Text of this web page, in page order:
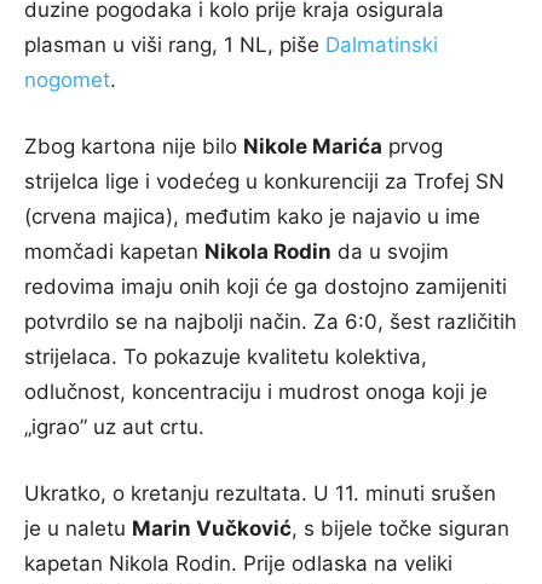
duzine pogodaka i kolo prije kraja osigurala
plasman u viši rang, 1 NL, piše Dalmatinski
nogomet.
Zbog kartona nije bilo Nikole Marića prvog
strijelca lige i vodećeg u konkurenciji za Trofej SN
(crvena majica), međutim kako je najavio u ime
momčadi kapetan Nikola Rodin da u svojim
redovima imaju onih koji će ga dostojno zamijeniti
potvrdilo se na najbolji način. Za 6:0, šest različitih
strijelaca. To pokazuje kvalitetu kolektiva,
odlučnost, koncentraciju i mudrost onoga koji je
„igrao” uz aut crtu.
Ukratko, o kretanju rezultata. U 11. minuti srušen
je u naletu Marin Vučković, s bijele točke siguran
kapetan Nikola Rodin. Prije odlaska na veliki